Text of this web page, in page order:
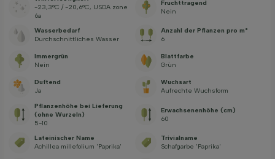
-23,3°C / -20,6°C, USDA zone
6a
Fruchttragend
Nein
Wasserbedarf
Durchschnittliches Wasser
Anzahl der Pflanzen pro m²
6
Immergrün
Nein
Blattfarbe
Grün
Duftend
Ja
Wuchsart
Aufrechte Wuchsform
Pflanzenhöhe bei Lieferung
(ohne Wurzeln)
5-10
Erwachsenenhöhe (cm)
60
Lateinischer Name
Achillea millefolium 'Paprika'
Trivialname
Schafgarbe 'Paprika'